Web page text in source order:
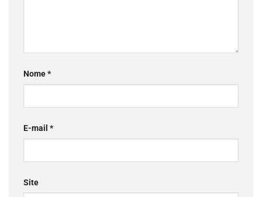
Nome*
E-mail *
Site